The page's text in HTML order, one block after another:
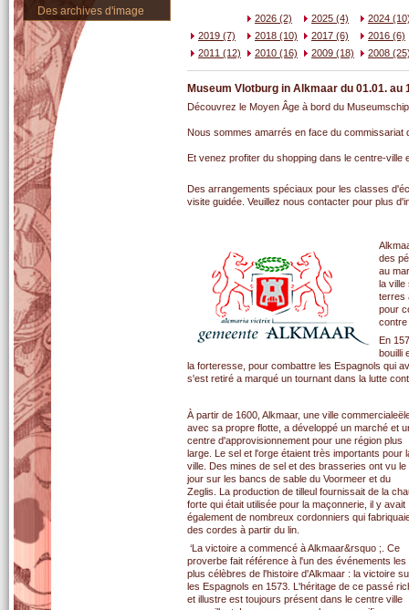
Des archives d'image
2026 (2) 2025 (4)
2024
2019 (7)
2018 (10) 2017 (6)
2016 (6)
2011 (12)
2010 (16) 2009 (18) 2008
Museum Vlotburg in Alkmaar du 01.01. au
Découvrez le Moyen Âge à bord du
Nous sommes amarrés en face du commissariat
Et venez profiter du shopping dans le centre-ville
Des arrangements spéciaux pour les classes
visite guidée. Veuillez nous contacter pour plus
des
au
la ville
terres
pour
contre
En
bouilli
la forteresse, pour combattre les Espagnols qui
s'est retiré a marqué un tournant dans la lutte
À partir de 1600, Alkmaar, une ville
avec sa propre flotte, a développé un marché et
centre d'approvisionnement pour une région plus
large. Le sel et l'orge étaient très importants pour
ville. Des mines de sel et des brasseries ont vu le
jour sur les bancs de sable du Voormeer et du
Zeglis. La production de tilleul fournissait de la
forte qui était utilisée pour la maçonnerie, il y avait
également de nombreux cordonniers qui
des cordes à partir du lin.
‘La victoire a commencé à Alkmaar&rsquo ;. Ce
proverbe fait référence à l'un des événements les
plus célèbres de l'histoire d'Alkmaar : la victoire
les Espagnols en 1573. L'héritage de ce passé
et illustre est toujours présent dans le centre ville